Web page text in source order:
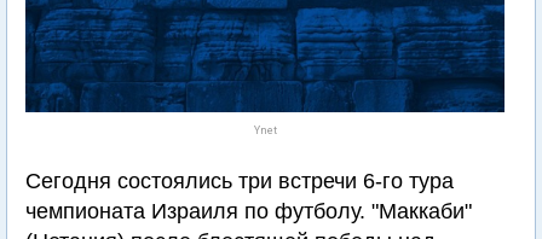
Ynet
Сегодня состоялись три встречи 6-го тура
чемпионата Израиля по футболу. "Маккаби"